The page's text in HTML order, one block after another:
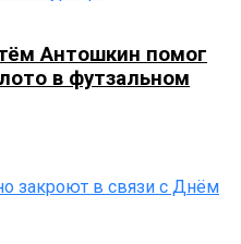
Антошкин помог
в футзальном